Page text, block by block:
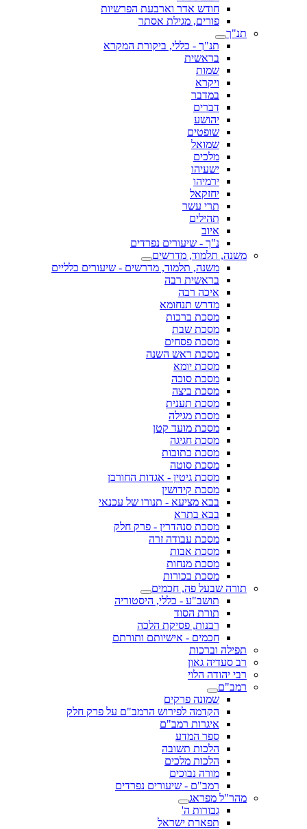
חודש אדר וארבעת הפרשיות
פורים, מגילת אסתר
תנ"ך
תנ"ך - כללי, ביקורת המקרא
בראשית
שמות
ויקרא
במדבר
דברים
יהושע
שופטים
שמואל
מלכים
ישעיהו
ירמיהו
יחזקאל
תרי עשר
תהילים
איוב
נ"ך - שיעורים נפרדים
משנה, תלמוד, מדרשים
משנה, תלמוד, מדרשים - שיעורים כלליים
בראשית רבה
איכה רבה
מדרש תנחומא
מסכת ברכות
מסכת שבת
מסכת פסחים
מסכת ראש השנה
מסכת יומא
מסכת סוכה
מסכת ביצה
מסכת תענית
מסכת מגילה
מסכת מועד קטן
מסכת חגיגה
מסכת כתובות
מסכת סוטה
מסכת גיטין - אגדות החורבן
מסכת קידושין
בבא מציעא - תנורו של עכנאי
בבא בתרא
מסכת סנהדרין - פרק חלק
מסכת עבודה זרה
מסכת אבות
מסכת מנחות
מסכת בכורות
תורה שבעל פה, חכמים
תושב"ע - כללי, היסטוריה
תורת הסוד
רבנות, פסיקת הלכה
חכמים - אישיותם ותורתם
תפילה וברכות
רב סעדיה גאון
רבי יהודה הלוי
רמב"ם
שמונה פרקים
הקדמה לפירוש הרמב"ם על פרק חלק
איגרות רמב"ם
ספר המדע
הלכות תשובה
הלכות מלכים
מורה נבוכים
רמב"ם - שיעורים נפרדים
מהר"ל מפראג
גבורות ה'
תפארת ישראל